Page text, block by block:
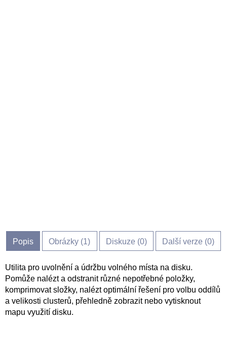
Popis Obrázky (1) Diskuze (0) Další verze (0)
Utilita pro uvolnění a údržbu volného místa na disku.
Pomůže nalézt a odstranit různé nepotřebné položky,
komprimovat složky, nalézt optimální řešení pro volbu oddílů
a velikosti clusterů, přehledně zobrazit nebo vytisknout
mapu využití disku.